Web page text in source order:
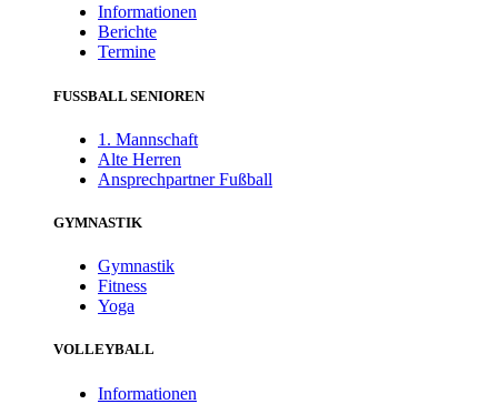
Informationen
Berichte
Termine
FUSSBALL SENIOREN
1. Mannschaft
Alte Herren
Ansprechpartner Fußball
GYMNASTIK
Gymnastik
Fitness
Yoga
VOLLEYBALL
Informationen